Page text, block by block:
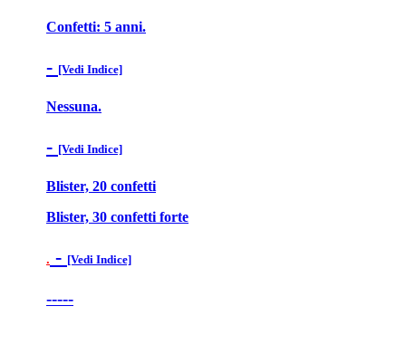
Confetti: 5 anni.
- [Vedi Indice]
Nessuna.
- [Vedi Indice]
Blister, 20 confetti
Blister, 30 confetti forte
. - [Vedi Indice]
-----